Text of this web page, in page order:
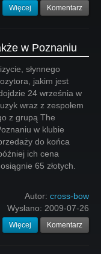
Więcej Komentarz
w Poznaniu
słynnego
jakim jest
24 września w
wraz z zespołem
z grupą The
w klubie
do końca
ich cena
65 złotych.
Autor: cross-bow
Wysłano: 2009-07-26
Więcej Komentarz